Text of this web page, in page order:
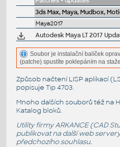
3ds Max, Maya, Mudbox,
Maya2017
Autodesk Maya LT 2017
Soubor je instalační balíček
(patche) spustíte poklepáním na
Způsob načtení LISP aplikací
popisuje Tip 4703.
Mnoho dalších souborů též na
Katalog bloků.
Utility firmy ARKANCE (CAD
publikovat na další web
předchozího souhlasu.